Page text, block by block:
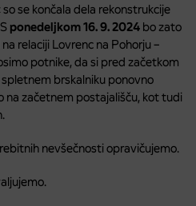
so se končala dela rekonstrukcije
ponedeljkom 16. 9. 2024 bo zato
relaciji Lovrenc na Pohorju –
potnike, da si pred začetkom
brskalniku ponovno
na začetnem postajališču, kot tudi
nevšečnosti opravičujemo.